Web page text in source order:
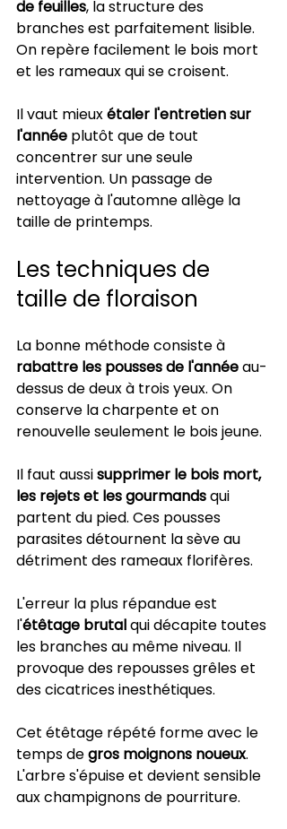
de feuilles, la structure des
branches est parfaitement lisible.
On repère facilement le bois mort
et les rameaux qui se croisent.
Il vaut mieux étaler l'entretien sur
l'année plutôt que de tout
concentrer sur une seule
intervention. Un passage de
nettoyage à l'automne allège la
taille de printemps.
Les techniques de
taille de floraison
La bonne méthode consiste à
rabattre les pousses de l'année au-
dessus de deux à trois yeux. On
conserve la charpente et on
renouvelle seulement le bois jeune.
Il faut aussi supprimer le bois mort,
les rejets et les gourmands qui
partent du pied. Ces pousses
parasites détournent la sève au
détriment des rameaux florifères.
L'erreur la plus répandue est
l'étêtage brutal qui décapite toutes
les branches au même niveau. Il
provoque des repousses grêles et
des cicatrices inesthétiques.
Cet étêtage répété forme avec le
temps de gros moignons noueux.
L'arbre s'épuise et devient sensible
aux champignons de pourriture.